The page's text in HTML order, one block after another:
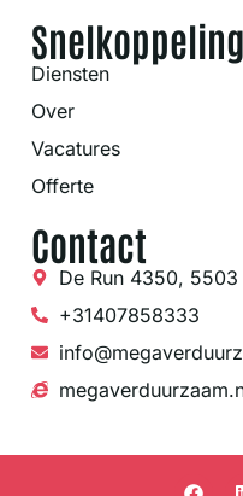
Snelkoppeling
Diensten
Over
Vacatures
Offerte
Contact
De Run 4350,
+31407858333